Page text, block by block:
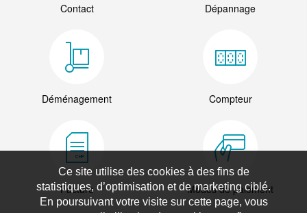
Contact Dépannage
Déménagement Compteur
Facture Modes de paiement
Ce site utilise des cookies à des fins de
statistiques, d’optimisation et de marketing ciblé.
En poursuivant votre visite sur cette page, vous